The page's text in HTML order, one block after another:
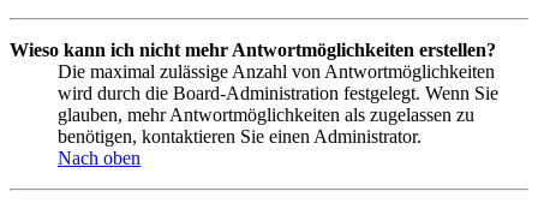
Wieso kann ich nicht mehr Antwortmöglichkeiten erstellen?
Die maximal zulässige Anzahl von Antwortmöglichkeiten
wird durch die Board-Administration festgelegt. Wenn Sie
glauben, mehr Antwortmöglichkeiten als zugelassen zu
benötigen, kontaktieren Sie einen Administrator.
Nach oben